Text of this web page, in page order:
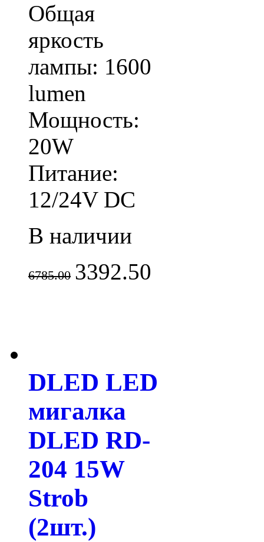
Общая
яркость
лампы: 1600
lumen
Мощность:
20W
Питание:
12/24V DC
В наличии
6785.00 3392.50
DLED LED
мигалка
DLED RD-
204 15W
Strob
(2шт.)